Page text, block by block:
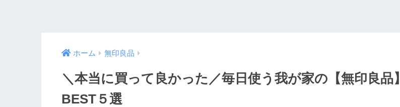
ホーム 無印良品
＼本当に買って良かった／毎日使う我が家の【無印良品】
BEST５選